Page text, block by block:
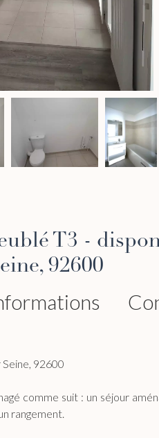
T3 -
92600
92600
comme suit : un séjour
rangement.